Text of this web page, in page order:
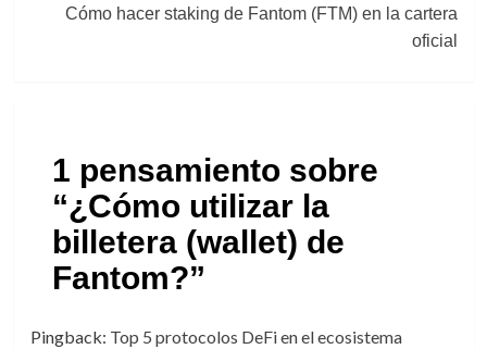
Cómo hacer staking de Fantom (FTM) en la cartera
oficial
1 pensamiento sobre
“¿Cómo utilizar la
billetera (wallet) de
Fantom?”
Pingback: Top 5 protocolos DeFi en el ecosistema